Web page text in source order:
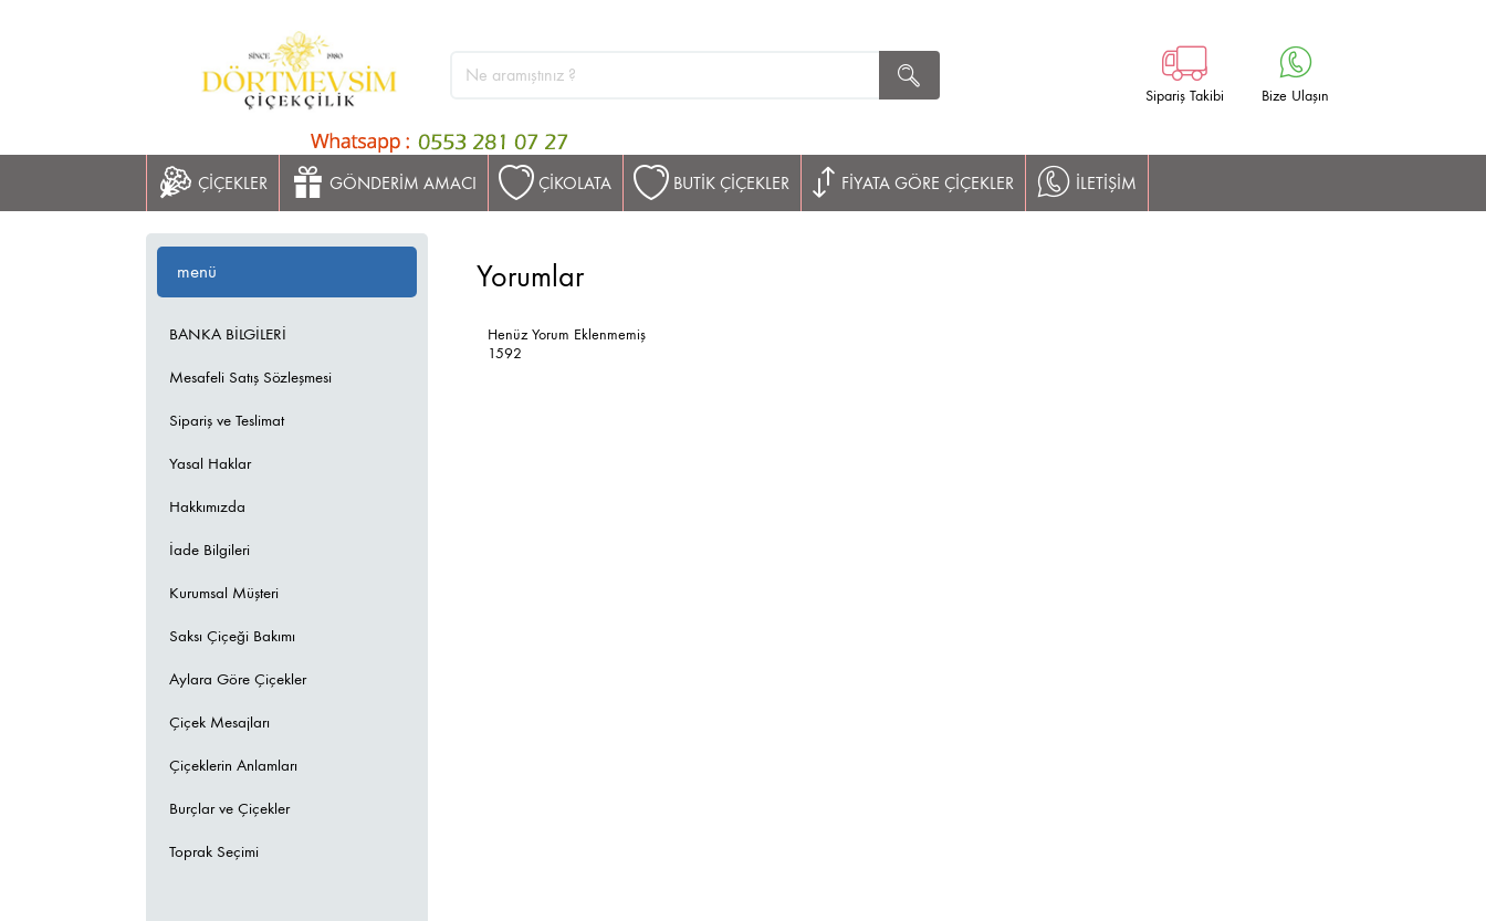
Sipariş Takibi Bize Ulaşın
ÇİÇEKLER GÖNDERİM AMACI ÇİKOLATA BUTİK ÇİÇEKLER FİYATA GÖRE ÇİÇEKLER İLETİŞİM
menü
BANKA BİLGİLERİ
Mesafeli Satış Sözleşmesi
Sipariş ve Teslimat
Yasal Haklar
Hakkımızda
İade Bilgileri
Kurumsal Müşteri
Saksı Çiçeği Bakımı
Aylara Göre Çiçekler
Çiçek Mesajları
Çiçeklerin Anlamları
Burçlar ve Çiçekler
Toprak Seçimi
Yorumlar
Henüz Yorum Eklenmemiş
1592